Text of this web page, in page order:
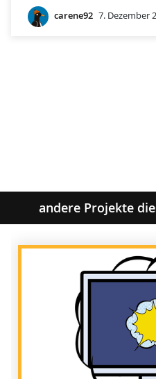
carene92 7. Dezember
andere Projekte